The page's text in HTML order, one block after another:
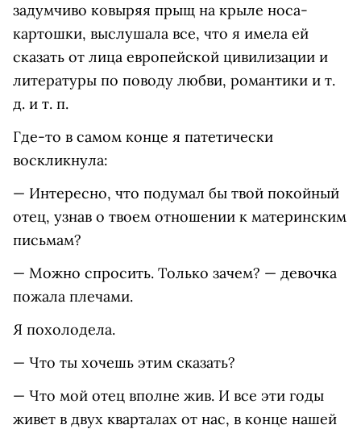
задумчиво ковыряя прыщ на крыле носа-
картошки, выслушала все, что я имела ей
сказать от лица европейской цивилизации и
литературы по поводу любви, романтики и т.
д. и т. п.
Где-то в самом конце я патетически
воскликнула:
— Интересно, что подумал бы твой покойный
отец, узнав о твоем отношении к материнским
письмам?
— Можно спросить. Только зачем? — девочка
пожала плечами.
Я похолодела.
— Что ты хочешь этим сказать?
— Что мой отец вполне жив. И все эти годы
живет в двух кварталах от нас, в конце нашей